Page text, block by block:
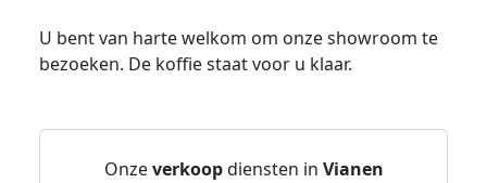
U bent van harte welkom om onze showroom te
bezoeken. De koffie staat voor u klaar.
Onzeverkoopdiensten in Vianen